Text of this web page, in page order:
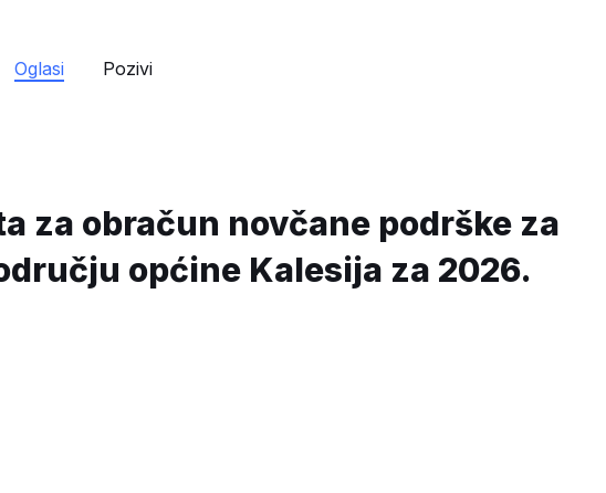
Oglasi Pozivi
za obračun novčane podrške za
općine Kalesija za 2026.